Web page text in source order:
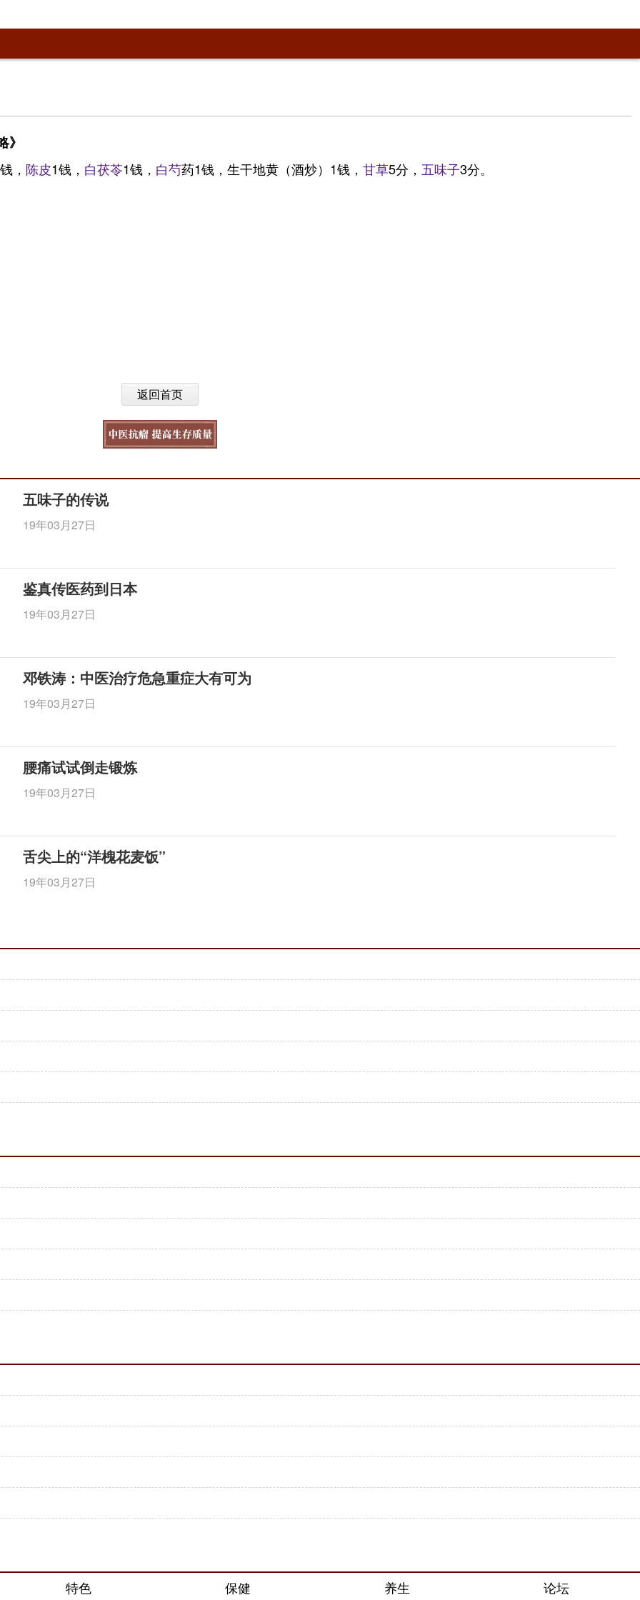
， 陈皮1钱， 白茯苓1钱， 白芍药1钱，生干地黄（酒炒）1钱， 甘草5分， 五味子3分。
返回首页
五味子的传说
19年03月27日
鉴真传医药到日本
19年03月27日
邓铁涛：中医治疗危急重症大有可为
19年03月27日
腰痛试试倒走锻炼
19年03月27日
舌尖上的“洋槐花麦饭”
19年03月27日
特色 保健 养生
论坛